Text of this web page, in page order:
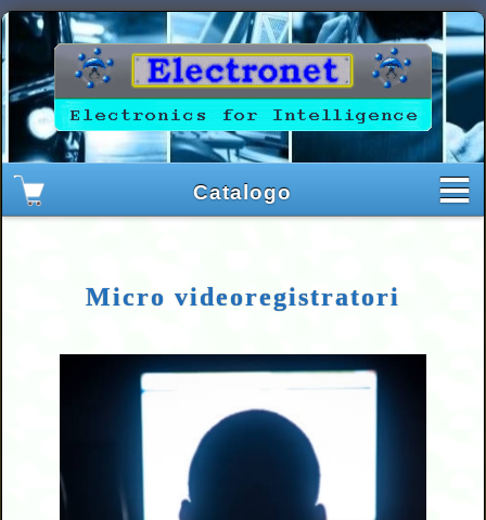
Micro videoregistratori